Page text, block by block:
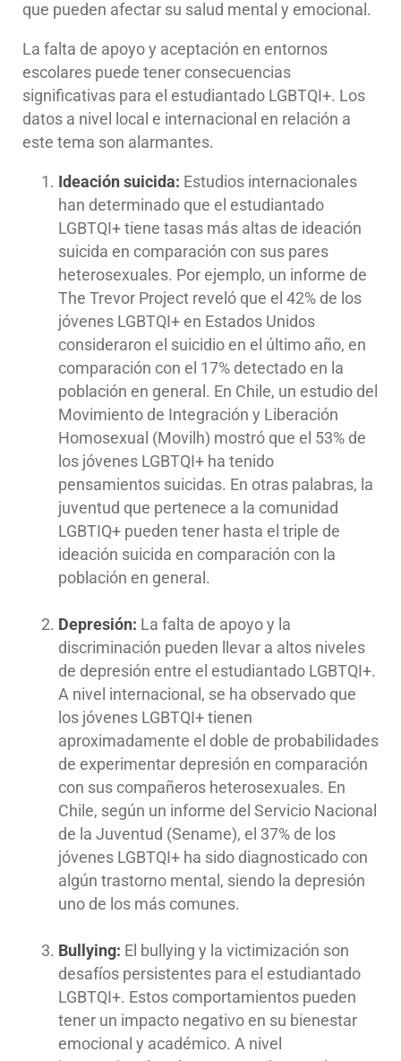
que pueden afectar su salud mental y emocional.
La falta de apoyo y aceptación en entornos
escolares puede tener consecuencias
significativas para el estudiantado LGBTQI+. Los
datos a nivel local e internacional en relación a
este tema son alarmantes.
Ideación suicida: Estudios internacionales
han determinado que el estudiantado
LGBTQI+ tiene tasas más altas de ideación
suicida en comparación con sus pares
heterosexuales. Por ejemplo, un informe de
The Trevor Project reveló que el 42% de los
jóvenes LGBTQI+ en Estados Unidos
consideraron el suicidio en el último año, en
comparación con el 17% detectado en la
población en general. En Chile, un estudio del
Movimiento de Integración y Liberación
Homosexual (Movilh) mostró que el 53% de
los jóvenes LGBTQI+ ha tenido
pensamientos suicidas. En otras palabras, la
juventud que pertenece a la comunidad
LGBTIQ+ pueden tener hasta el triple de
ideación suicida en comparación con la
población en general.
Depresión: La falta de apoyo y la
discriminación pueden llevar a altos niveles
de depresión entre el estudiantado LGBTQI+.
A nivel internacional, se ha observado que
los jóvenes LGBTQI+ tienen
aproximadamente el doble de probabilidades
de experimentar depresión en comparación
con sus compañeros heterosexuales. En
Chile, según un informe del Servicio Nacional
de la Juventud (Sename), el 37% de los
jóvenes LGBTQI+ ha sido diagnosticado con
algún trastorno mental, siendo la depresión
uno de los más comunes.
Bullying: El bullying y la victimización son
desafíos persistentes para el estudiantado
LGBTQI+. Estos comportamientos pueden
tener un impacto negativo en su bienestar
emocional y académico. A nivel